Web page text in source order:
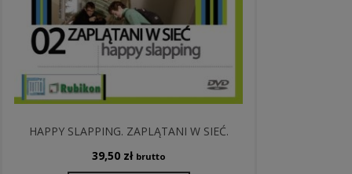
HAPPY SLAPPING. ZAPLĄTANI W SIEĆ.
39,50 zł brutto